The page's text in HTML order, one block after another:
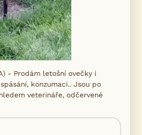
- Prodám letošní ovečky i
konzumaci.. Jsou po
veterináře, odčervené